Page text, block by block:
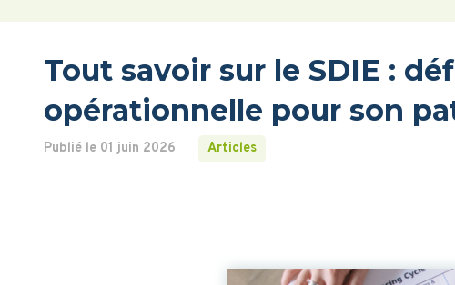
Tout savoir sur le SDIE :
opérationnelle pour son
Publié le 01 juin 2026 Articles